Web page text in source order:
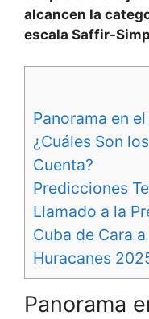
alcancen la
escala Saffir-
Panorama en
¿Cuáles Son
Cuenta?
Predicciones
Llamado a la
Cuba de Cara
Huracanes
Panorama